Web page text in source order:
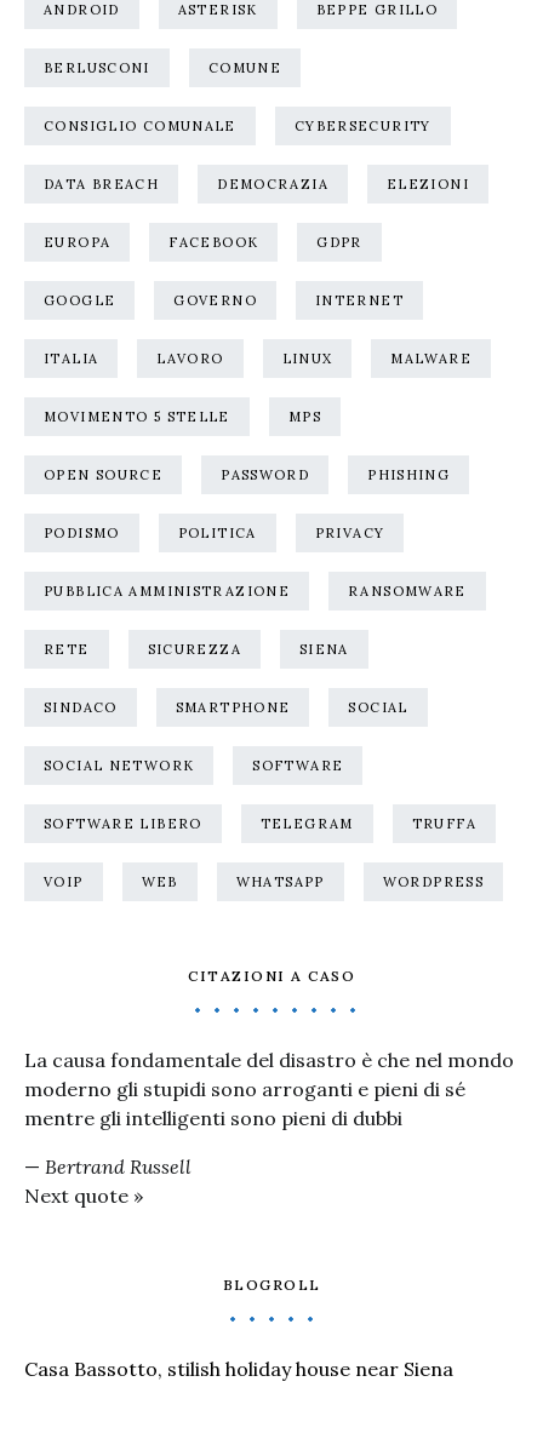
ANDROID ASTERISK BEPPE GRILLO
BERLUSCONI COMUNE
CONSIGLIO COMUNALE CYBERSECURITY
DATA BREACH DEMOCRAZIA ELEZIONI
EUROPA FACEBOOK GDPR
GOOGLE GOVERNO INTERNET
ITALIA LAVORO LINUX MALWARE
MOVIMENTO 5 STELLE MPS
OPEN SOURCE PASSWORD PHISHING
PODISMO POLITICA PRIVACY
PUBBLICA AMMINISTRAZIONE RANSOMWARE
RETE SICUREZZA SIENA
SINDACO SMARTPHONE SOCIAL
SOCIAL NETWORK SOFTWARE
SOFTWARE LIBERO TELEGRAM TRUFFA
VOIP WEB WHATSAPP WORDPRESS
CITAZIONI A CASO
La causa fondamentale del disastro è che nel mondo
moderno gli stupidi sono arroganti e pieni di sé
mentre gli intelligenti sono pieni di dubbi
— Bertrand Russell
Next quote »
BLOGROLL
Casa Bassotto, stilish holiday house near Siena